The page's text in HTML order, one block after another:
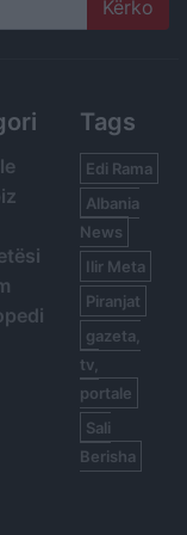
Tags
Edi Rama
Albania
News
Ilir Meta
Piranjat
gazeta,
tv,
portale
Sali
Berisha